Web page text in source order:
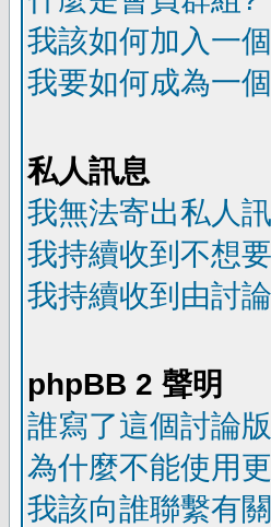
我該如何加入一
我要如何成為一
私人訊息
我無法寄出私人
我持續收到不想
我持續收到由討
phpBB 2 聲明
誰寫了這個討論
為什麼不能使用
我該向誰聯繫有